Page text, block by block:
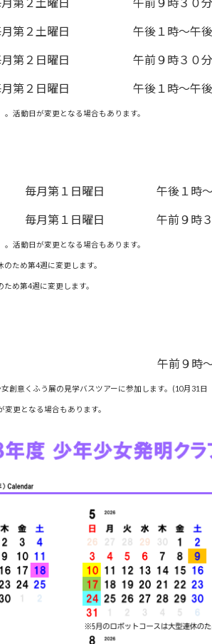
第２土曜日 午後１時～午
第２日曜日 午前９時３０
第２日曜日 午後１時～午
活動日が変更となる場合もあります。
毎月第１日曜日 午後１時
毎月第１日曜日 午前９時
活動日が変更となる場合もあります。
ため第4週に変更します。
め第4週に変更します。
午前９時
創意くふう展の見学バスツアーに参加します。(10月31日
更となる場合もあります。